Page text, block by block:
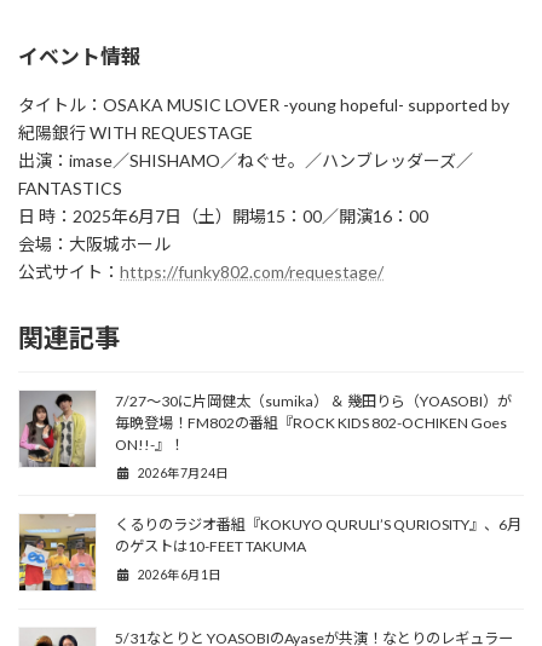
イベント情報
タイトル：OSAKA MUSIC LOVER -young hopeful- supported by
紀陽銀行 WITH REQUESTAGE
出演：imase／SHISHAMO／ねぐせ。／ハンブレッダーズ／
FANTASTICS
日 時：2025年6月7日（土）開場15：00／開演16：00
会場：大阪城ホール
公式サイト： https://funky802.com/requestage/
関連記事
7/27〜30に片岡健太（sumika） ＆ 幾田りら（YOASOBI）が
毎晩登場！FM802の番組『ROCK KIDS 802-OCHIKEN Goes
ON!!-』！
2026年7月24日
くるりのラジオ番組『KOKUYO QURULI’S QURIOSITY』、6月
のゲストは10-FEET TAKUMA
2026年6月1日
5/31なとりと YOASOBIのAyaseが共演！なとりのレギュラー